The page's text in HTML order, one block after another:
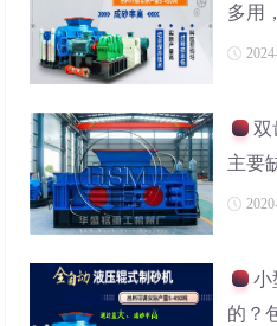
多用
双
主要
小
的？